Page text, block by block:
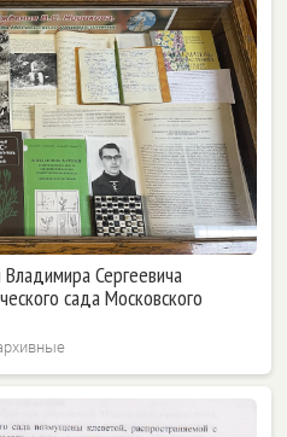
Сергеевича
сада Московского